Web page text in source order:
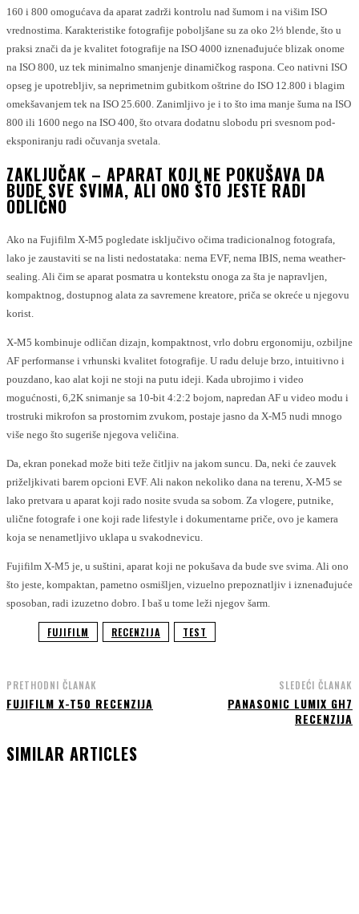
160 i 800 omogućava da aparat zadrži kontrolu nad šumom i na višim ISO
vrednostima. Karakteristike fotografije poboljšane su za oko 2⅓ blende, što u
praksi znači da je kvalitet fotografije na ISO 4000 iznenađujuće blizak onome
na ISO 800, uz tek minimalno smanjenje dinamičkog raspona. Ceo nativni ISO
opseg je upotrebljiv, sa neprimetnim gubitkom oštrine do ISO 12.800 i blagim
omekšavanjem tek na ISO 25.600. Zanimljivo je i to što ima manje šuma na ISO
800 ili 1600 nego na ISO 400, što otvara dodatnu slobodu pri svesnom pod-
eksponiranju radi očuvanja svetala.
ZAKLJUČAK – APARAT KOJI NE POKUŠAVA DA
BUDE SVE SVIMA, ALI ONO ŠTO JESTE RADI
ODLIČNO
Ako na Fujifilm X-M5 pogledate isključivo očima tradicionalnog fotografa,
lako je zaustaviti se na listi nedostataka: nema EVF, nema IBIS, nema weather-
sealing. Ali čim se aparat posmatra u kontekstu onoga za šta je napravljen,
kompaktnog, dostupnog alata za savremene kreatore, priča se okreće u njegovu
korist.
X-M5 kombinuje odličan dizajn, kompaktnost, vrlo dobru ergonomiju, ozbiljne
AF performanse i vrhunski kvalitet fotografije. U radu deluje brzo, intuitivno i
pouzdano, kao alat koji ne stoji na putu ideji. Kada ubrojimo i video
mogućnosti, 6,2K snimanje sa 10-bit 4:2:2 bojom, napredan AF u video modu i
trostruki mikrofon sa prostornim zvukom, postaje jasno da X-M5 nudi mnogo
više nego što sugeriše njegova veličina.
Da, ekran ponekad može biti teže čitljiv na jakom suncu. Da, neki će zauvek
priželjkivati barem opcioni EVF. Ali nakon nekoliko dana na terenu, X-M5 se
lako pretvara u aparat koji rado nosite svuda sa sobom. Za vlogere, putnike,
ulične fotografe i one koji rade lifestyle i dokumentarne priče, ovo je kamera
koja se nenametljivo uklapa u svakodnevicu.
Fujifilm X-M5 je, u suštini, aparat koji ne pokušava da bude sve svima. Ali ono
što jeste, kompaktan, pametno osmišljen, vizuelno prepoznatljiv i iznenađujuće
sposoban, radi izuzetno dobro. I baš u tome leži njegov šarm.
FUJIFILM RECENZIJA TEST
PRETHODNI ČLANAK
FUJIFILM X-T50 RECENZIJA
SLEDEĆI ČLANAK
PANASONIC LUMIX GH7
RECENZIJA
SIMILAR ARTICLES